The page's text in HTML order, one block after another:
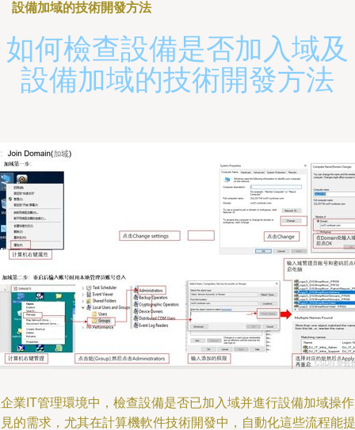
設備加域的技術開發方法
如何檢查設備是否加入域及
設備加域的技術開發方法
業IT管理環境中，檢查設備是否已加入域并進行設備加域操
的需求，尤其在計算機軟件技術開發中，自動化這些流程能提